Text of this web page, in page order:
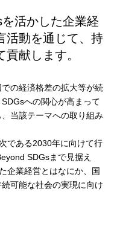
を活かした企業経
活動を通じて、持
献します。
の経済格差の拡大等が続
への関心が高まって
当該テーマへの取り組み
である2030年に向けて行
SDGsまで見据え
企業経営とはなにか、国
可能な社会の実現に向け